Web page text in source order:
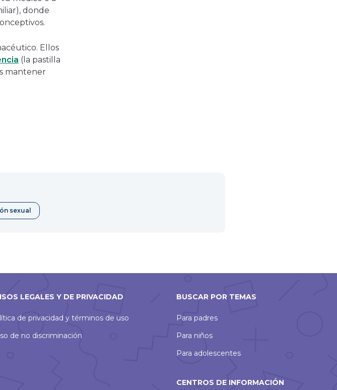
donde
Ellos
(la pastilla
mantener
sexual
LEGALES Y DE PRIVACIDAD
de privacidad y términos de uso
de no discriminación
BUSCAR POR TEMAS
Para padres
Para niños
Para adolescentes
CENTROS DE INFORMACIÓN